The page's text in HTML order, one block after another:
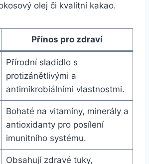
olej či kvalitní kakao.
Přínos pro zdraví
Přírodní sladidlo s
protizánětlivými a
antimikrobiálními vlastnostmi.
Bohaté na vitamíny, minerály a
antioxidanty pro posílení
imunitního systému.
Obsahují zdravé tuky,